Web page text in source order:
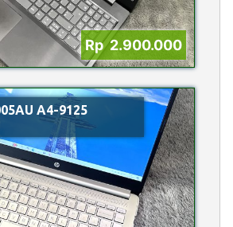
Rp 2.900.000
A4-9125